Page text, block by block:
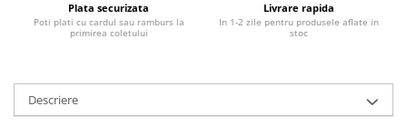
Plata securizata
Poti plati cu cardul sau ramburs la
primirea coletului
Livrare rapida
In 1-2 zile pentru produsele aflate in
stoc
Descriere